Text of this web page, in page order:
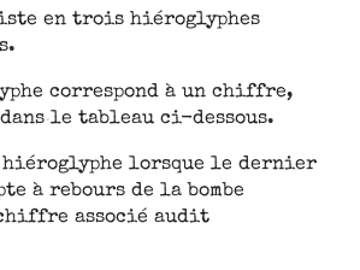
en trois hiéroglyphes
correspond à un chiffre,
le tableau ci-dessous.
hiéroglyphe lorsque le dernier
à rebours de la bombe
associé audit